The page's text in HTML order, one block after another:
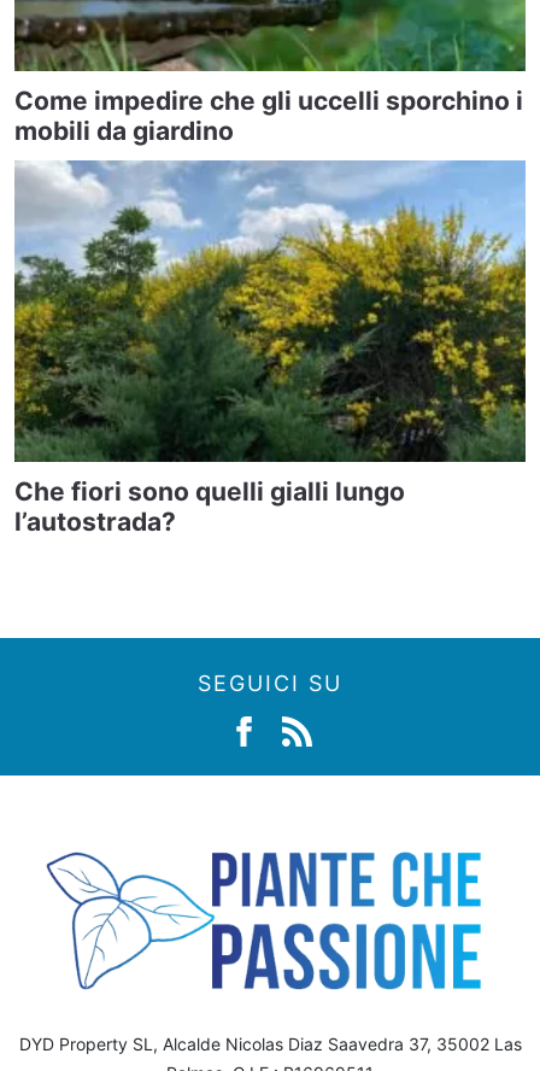
Come impedire che gli uccelli sporchino i
mobili da giardino
Che fiori sono quelli gialli lungo
l’autostrada?
SEGUICI SU
DYD Property SL, Alcalde Nicolas Diaz Saavedra 37, 35002 Las